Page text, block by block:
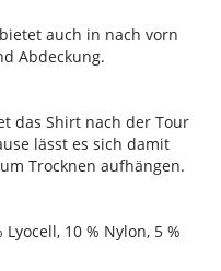
auch in nach vorn
Abdeckung.
das Shirt nach der Tour
lässt es sich damit
Trocknen aufhängen.
10 % Nylon, 5 %